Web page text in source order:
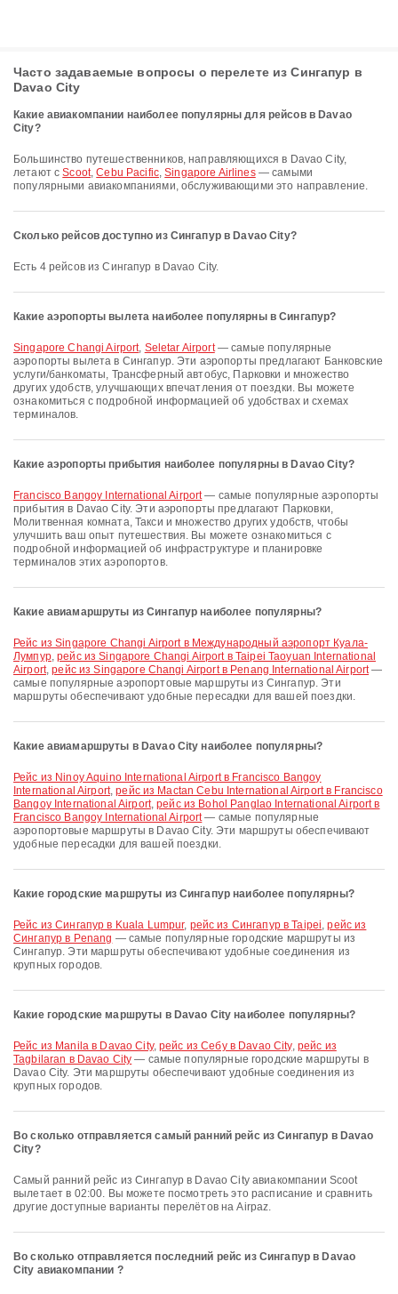
Часто задаваемые вопросы о перелете из Сингапур в
Davao City
Какие авиакомпании наиболее популярны для рейсов в Davao
City?
Большинство путешественников, направляющихся в Davao City,
летают сScoot,Cebu Pacific,Singapore Airlines— самыми
популярными авиакомпаниями, обслуживающими это направление.
Сколько рейсов доступно из Сингапур в Davao City?
Есть 4 рейсов из Сингапур в Davao City.
Какие аэропорты вылета наиболее популярны в Сингапур?
Singapore Changi Airport, Seletar Airport— самые популярные
аэропорты вылета в Сингапур. Эти аэропорты предлагают Банковские
услуги/банкоматы, Трансферный автобус, Парковки и множество
других удобств, улучшающих впечатления от поездки. Вы можете
ознакомиться с подробной информацией об удобствах и схемах
терминалов.
Какие аэропорты прибытия наиболее популярны в Davao City?
Francisco Bangoy International Airport— самые популярные аэропорты
прибытия в Davao City. Эти аэропорты предлагают Парковки,
Молитвенная комната, Такси и множество других удобств, чтобы
улучшить ваш опыт путешествия. Вы можете ознакомиться с
подробной информацией об инфраструктуре и планировке
терминалов этих аэропортов.
Какие авиамаршруты из Сингапур наиболее популярны?
рейс из Singapore Changi Airport в Международный аэропорт Куала-
Лумпур,рейс из Singapore Changi Airport в Taipei Taoyuan International
Airport,рейс из Singapore Changi Airport в Penang International Airport—
самые популярные аэропортовые маршруты из Сингапур. Эти
маршруты обеспечивают удобные пересадки для вашей поездки.
Какие авиамаршруты в Davao City наиболее популярны?
рейс из Ninoy Aquino International Airport в Francisco Bangoy
International Airport,рейс из Mactan Cebu International Airport в Francisco
Bangoy International Airport,рейс из Bohol Panglao International Airport в
Francisco Bangoy International Airport— самые популярные
аэропортовые маршруты в Davao City. Эти маршруты обеспечивают
удобные пересадки для вашей поездки.
Какие городские маршруты из Сингапур наиболее популярны?
рейс из Сингапур в Kuala Lumpur, рейс из Сингапур в Taipei,рейс из
Сингапур в Penang — самые популярные городские маршруты из
Сингапур. Эти маршруты обеспечивают удобные соединения из
крупных городов.
Какие городские маршруты в Davao City наиболее популярны?
рейс из Manila в Davao City,рейс из Себу в Davao City, рейс из
Tagbilaran в Davao City — самые популярные городские маршруты в
Davao City. Эти маршруты обеспечивают удобные соединения из
крупных городов.
Во сколько отправляется самый ранний рейс из Сингапур в Davao
City?
Самый ранний рейс из Сингапур в Davao City авиакомпании Scoot
вылетает в 02:00. Вы можете посмотреть это расписание и сравнить
другие доступные варианты перелётов на Airpaz.
Во сколько отправляется последний рейс из Сингапур в Davao
City авиакомпании ?